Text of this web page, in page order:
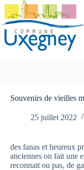
Passer
contenu
Souvenirs de vieilles
25 juillet 2022
des fanas et heureux
anciennes on fait une
reconnait ou pas, de